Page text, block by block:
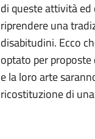
di queste attività ed
riprendere una
disabitudini. Ecco
optato per
e la loro arte
ricostituzione di